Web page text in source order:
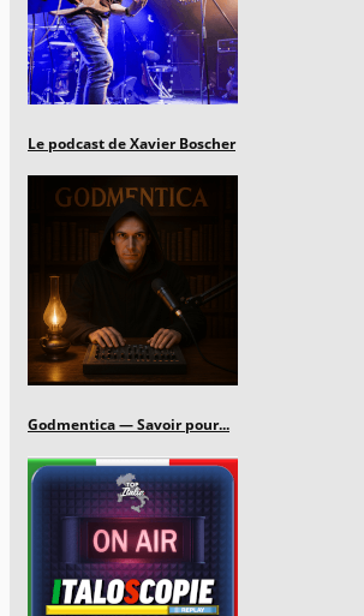
Le podcast de Xavier Boscher
Godmentica — Savoir pour...